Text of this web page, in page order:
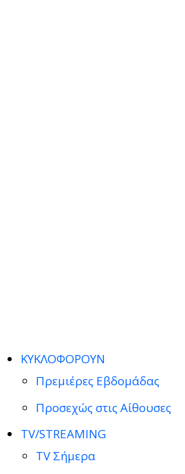
ΚΥΚΛΟΦΟΡΟΥΝ
Πρεμιέρες Εβδομάδας
Προσεχώς στις Αίθουσες
TV/STREAMING
TV Σήμερα